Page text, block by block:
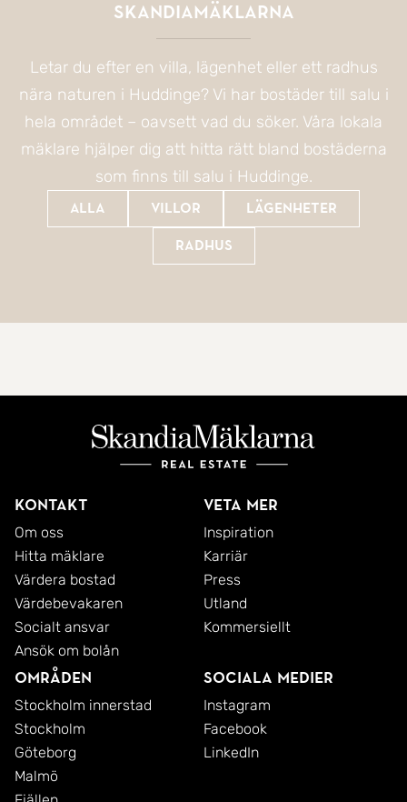
SkandiaMäklarna
Letar du efter en villa, lägenhet eller ett radhus
nära naturen i Huddinge? Vi har bostäder till salu i
hela området – oavsett vad du söker. Våra lokala
mäklare hjälper dig att hitta rätt bland bostäderna
som finns till salu i Huddinge.
Alla Villor Lägenheter
Radhus
Kontakt
Om oss
Hitta mäklare
Värdera bostad
Värdebevakaren
Socialt ansvar
Ansök om bolån
Veta mer
Inspiration
Karriär
Press
Utland
Kommersiellt
Områden
Stockholm innerstad
Stockholm
Göteborg
Malmö
Sociala medier
Instagram
Facebook
LinkedIn